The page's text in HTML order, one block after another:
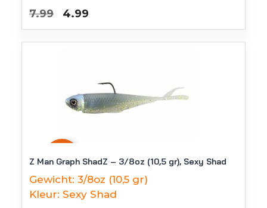
7.99
Oorspronkelijke
prijs
was:
4.99
prijs
is:
38
Z Man Graph ShadZ – 3/8oz (10,5 gr), Sexy Shad
Gewicht: 3/8oz (10,5 gr)
Kleur: Sexy Shad